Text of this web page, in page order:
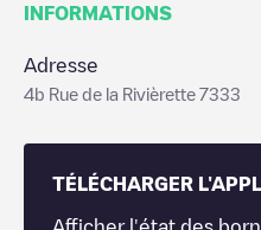
INFORMATIONS
Adresse
4b Rue de la Rivièrette 7333
TÉLÉCHARGER